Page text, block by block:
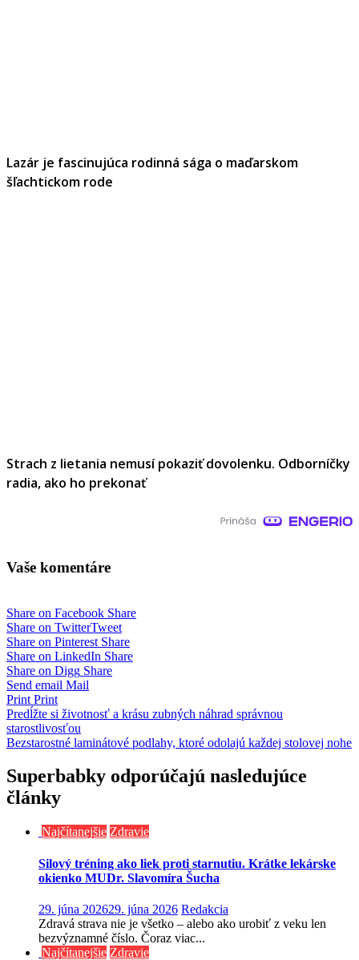
Lazár je fascinujúca rodinná sága o maďarskom
šľachtickom rode
Strach z lietania nemusí pokaziť dovolenku. Odborníčky
radia, ako ho prekonať
Vaše komentáre
Share on Facebook Share
Share on TwitterTweet
Share on Pinterest Share
Share on LinkedIn Share
Share on Digg Share
Send email Mail
Print Print
Navigácia
v
Predĺžte si životnosť a krásu zubných náhrad správnou
starostlivosťou
Bezstarostné laminátové podlahy, ktoré odolajú každej stolovej nohe
Superbabky odporúčajú nasledujúce
články
Najčítanejšie Zdravie
Silový tréning ako liek proti starnutiu. Krátke lekárske
okienko MUDr. Slavomíra Šucha
29. júna 202629. júna 2026 Redakcia
Zdravá strava nie je všetko – alebo ako urobiť z veku len
bezvýznamné číslo. Čoraz viac...
Najčítanejšie Zdravie